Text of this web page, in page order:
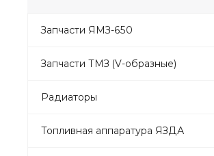
Запчасти ЯМЗ-650
Запчасти ТМЗ (V-образные)
Радиаторы
Топливная аппаратура ЯЗДА